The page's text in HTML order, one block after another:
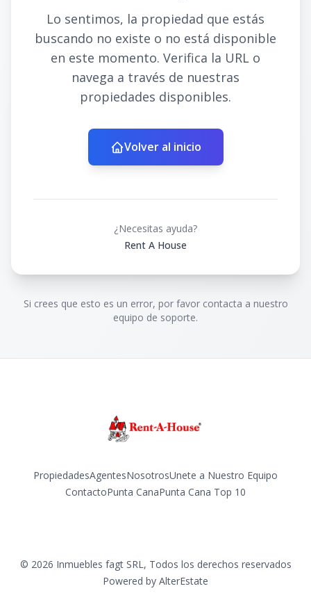
Lo sentimos, la propiedad que estás
buscando no existe o no está disponible
en este momento. Verifica la URL o
navega a través de nuestras
propiedades disponibles.
Volver al inicio
¿Necesitas ayuda?
Rent A House
Si crees que esto es un error, por favor contacta a nuestro
equipo de soporte.
PropiedadesAgentesNosotrosUnete a Nuestro Equipo
ContactoPunta CanaPunta Cana Top 10
© 2026 Inmuebles fagt SRL, Todos los derechos reservados
Powered by AlterEstate